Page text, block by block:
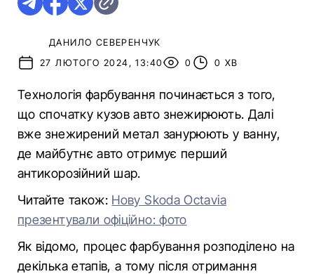
ДАНИЛО СЕВЕРЕНЧУК
27 ЛЮТОГО 2024, 13:40
0 0 ХВ
Технологія фарбування починається з того,
що спочатку кузов авто знежирюють. Далі
вже знежирений метал занурюють у ванну,
де майбутнє авто отримує перший
антикорозійний шар.
Читайте також: Нову Skoda Octavia
презентували офіційно: фото
Як відомо, процес фарбування розподілено на
декілька етапів, а тому після отримання